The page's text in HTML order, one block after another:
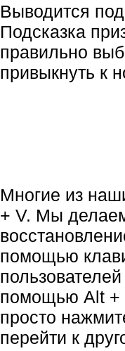
Выводится
Подсказка
правильно
привыкнуть к
Многие из
+ V. Мы
помощью
помощью Alt +
просто
перейти к